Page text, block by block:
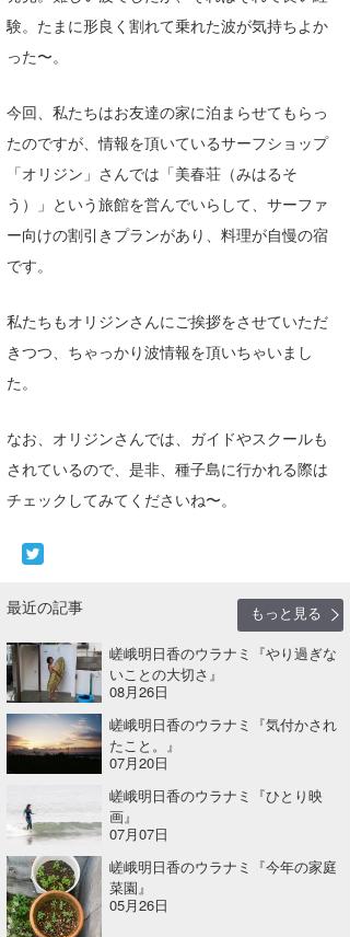
験。たまに形良く割れて乗れた波が気持ちよか
った〜。
今回、私たちはお友達の家に泊まらせてもらっ
たのですが、情報を頂いているサーフショップ
「オリジン」さんでは「美春荘（みはるそ
う）」という旅館を営んでいらして、サーファ
ー向けの割引きプランがあり、料理が自慢の宿
です。
私たちもオリジンさんにご挨拶をさせていただ
きつつ、ちゃっかり波情報を頂いちゃいまし
た。
なお、オリジンさんでは、ガイドやスクールも
されているので、是非、種子島に行かれる際は
チェックしてみてくださいね〜。
最近の記事
もっと見る
嵯峨明日香のウラナミ『やり過ぎな
いことの大切さ』
08月26日
嵯峨明日香のウラナミ『気付かされ
たこと。』
07月20日
嵯峨明日香のウラナミ『ひとり映
画』
07月07日
嵯峨明日香のウラナミ『今年の家庭
菜園』
05月26日